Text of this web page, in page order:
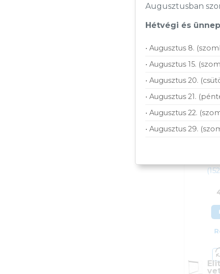
ÁFA:
36
Augusztusban
Hétvégi és
• Augusztus 8.
• Augusztus 15.
• Augusztus 20.
• Augusztus 21.
• Augusztus 22.
• Augusztus 29.